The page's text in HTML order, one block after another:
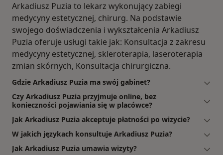
Arkadiusz Puzia to lekarz wykonujący zabiegi
medycyny estetycznej, chirurg. Na podstawie
swojego doświadczenia i wykształcenia Arkadiusz
Puzia oferuje usługi takie jak: Konsultacja z zakresu
medycyny estetycznej, skleroterapia, laseroterapia
zmian skórnych, Konsultacja chirurgiczna.
Gdzie Arkadiusz Puzia ma swój gabinet?
Czy Arkadiusz Puzia przyjmuje online, bez
konieczności pojawiania się w placówce?
Jak Arkadiusz Puzia akceptuje płatności po wizycie?
W jakich językach konsultuje Arkadiusz Puzia?
Jak Arkadiusz Puzia umawia wizyty?